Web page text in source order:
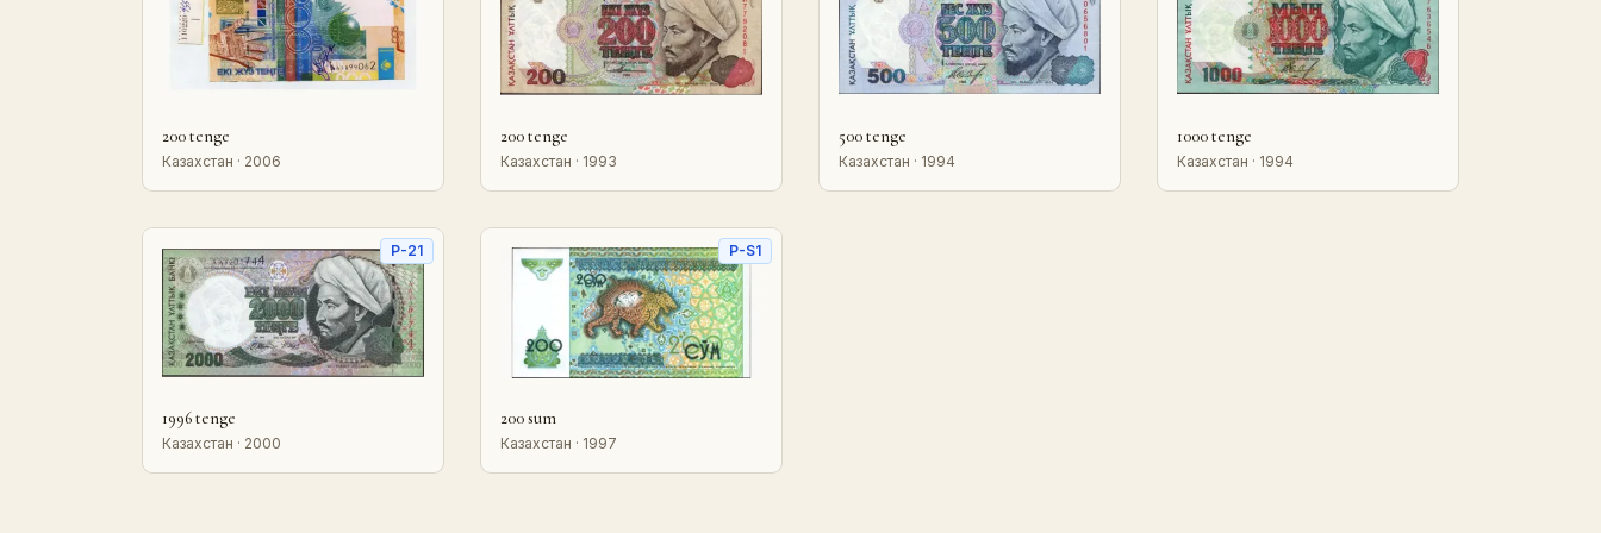
200 tenge
Казахстан · 2006
200 tenge
Казахстан · 1993
500 tenge
Казахстан · 1994
1000 tenge
Казахстан · 1994
P-21
1996 tenge
Казахстан · 2000
P-S1
200 sum
Казахстан · 1997